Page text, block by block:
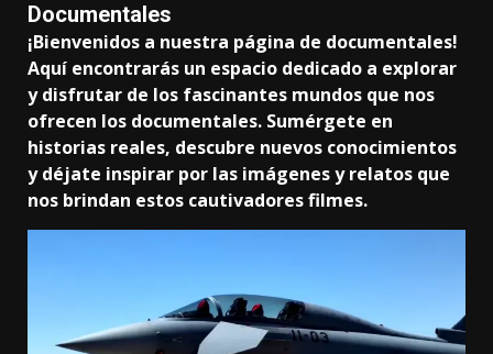
Documentales
¡Bienvenidos a nuestra página de documentales!
Aquí encontrarás un espacio dedicado a explorar
y disfrutar de los fascinantes mundos que nos
ofrecen los documentales. Sumérgete en
historias reales, descubre nuevos conocimientos
y déjate inspirar por las imágenes y relatos que
nos brindan estos cautivadores filmes.